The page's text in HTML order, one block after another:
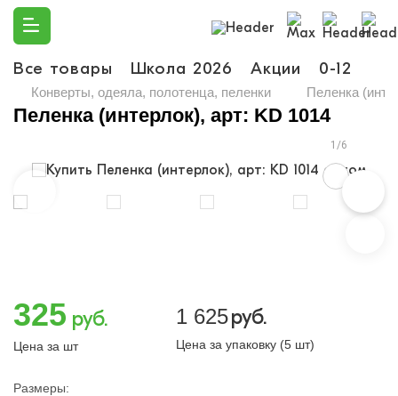
Все товары Школа 2026 Акции 0-12
Конверты, одеяла, полотенца, пеленки Пеленка
Пеленка (интерлок), арт: KD 1014
1/6
325 руб.
Цена за шт
1 625руб.
Цена за упаковку (5 шт)
Размеры: